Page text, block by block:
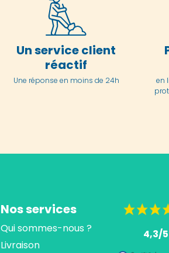
Un service client
réactif
Une réponse en moins de 24h
en
Nos services
Qui sommes-nous ?
Livraison
4,3/5